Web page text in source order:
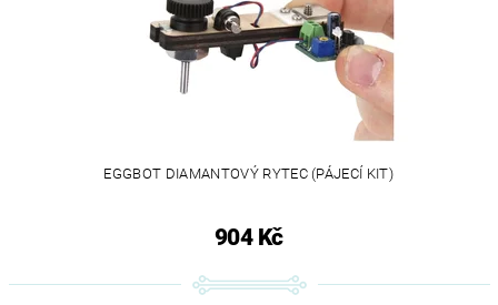
EGGBOT DIAMANTOVÝ RYTEC (PÁJECÍ KIT)
904 Kč